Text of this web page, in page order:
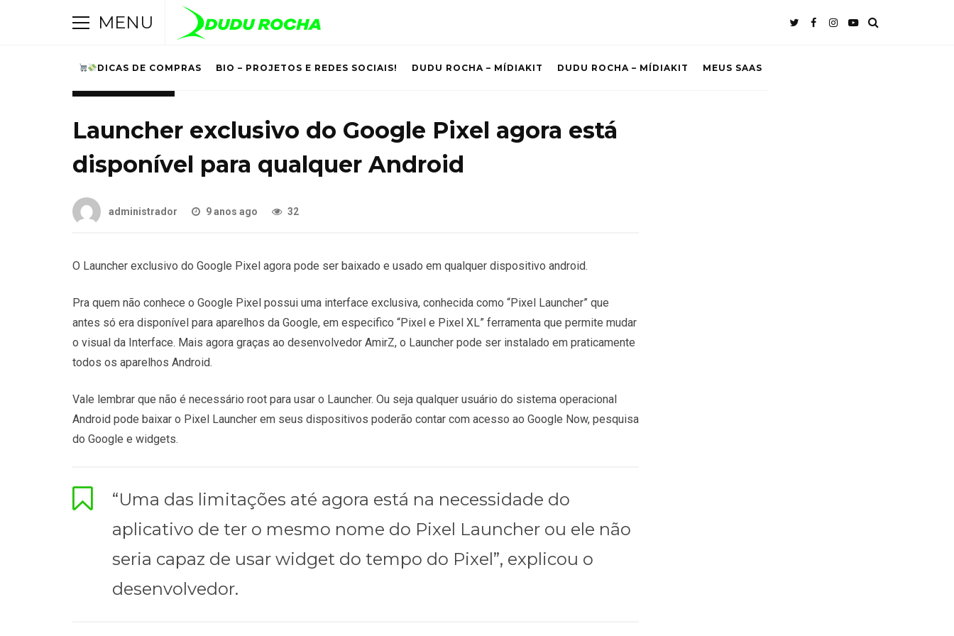
MENU
DICAS DE COMPRAS BIO – PROJETOS E REDES SOCIAIS! DUDU ROCHA – MÍDIAKIT DUDU ROCHA – MÍDIAKIT MEUS SAAS
Launcher exclusivo do Google Pixel agora está
disponível para qualquer Android
administrador 9 anos ago 32
O Launcher exclusivo do Google Pixel agora pode ser baixado e usado em qualquer dispositivo android.
Pra quem não conhece o Google Pixel possui uma interface exclusiva, conhecida como “Pixel Launcher” que
antes só era disponível para aparelhos da Google, em especifico “Pixel e Pixel XL” ferramenta que permite mudar
o visual da Interface. Mais agora graças ao desenvolvedor AmirZ, o Launcher pode ser instalado em praticamente
todos os aparelhos Android.
Vale lembrar que não é necessário root para usar o Launcher. Ou seja qualquer usuário do sistema operacional
Android pode baixar o Pixel Launcher em seus dispositivos poderão contar com acesso ao Google Now, pesquisa
do Google e widgets.
“Uma das limitações até agora está na necessidade do
aplicativo de ter o mesmo nome do Pixel Launcher ou ele não
seria capaz de usar widget do tempo do Pixel”, explicou o
desenvolvedor.